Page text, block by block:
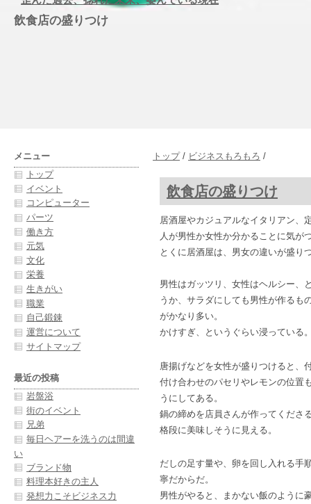
飲食店の盛りつけ
トップ/ ビジネスもろもろ /
飲食店の盛りつけ
居酒屋やカジュアルなイタリアン、
人が男性か女性か分かることに気が
とくに居酒屋は、男女の違いが盛り
男性はガッツリ、女性はヘルシー、
うか、サラダにしても男性が作るも
がかなり多い。
かけすぎ、というぐらい浸っている
唐揚げなどを女性が盛りつけると、
付け合わせのパセリやレモンの位置
うにしてある。
鍋の締めを店員さんが作ってくださ
格段に美味しそうに見える。
だしの足す量や、卵を回し入れる手
寧だからだ。
男性がやると、まかない飯のように
メニュー
トップ
イベント
コンピューター
パーツ
働き方
元気
文化
栄養
生きがい
職業
自己鍛錬
運営について
サイトマップ
最近の投稿
岩盤浴
街のイベント
兄弟
毎日ヘアーを洗うのは間違
い
ブランド物
料理本好きの主人
発想力こそビジネス力